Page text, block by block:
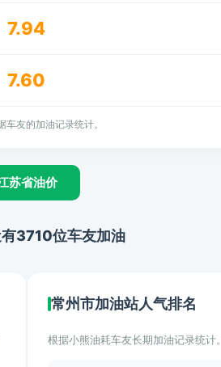
7.94
7.60
友的加油记录统计。
苏省油价
3710位车友加油
常州市加油站人气排名
根据小熊油耗车友长期加油记录统计。